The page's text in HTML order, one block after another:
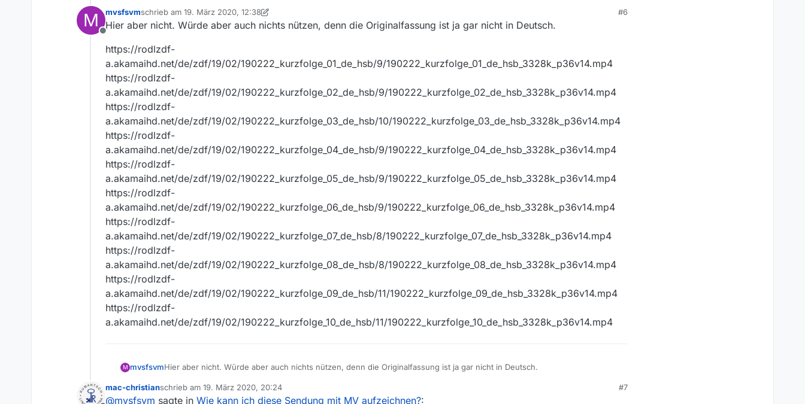
M
Offline
mvsfsvmschrieb am 19. März 2020, 12:38
zuletzt editiert von mvsfsvm
#6
Hier aber nicht. Würde aber auch nichts nützen, denn die Originalfassung ist ja gar nicht in Deutsch.
https://rodlzdf-
a.akamaihd.net/de/zdf/19/02/190222_kurzfolge_01_de_hsb/9/190222_kurzfolge_01_de_hsb_3328k_p36v14.mp4
https://rodlzdf-
a.akamaihd.net/de/zdf/19/02/190222_kurzfolge_02_de_hsb/9/190222_kurzfolge_02_de_hsb_3328k_p36v14.mp4
https://rodlzdf-
a.akamaihd.net/de/zdf/19/02/190222_kurzfolge_03_de_hsb/10/190222_kurzfolge_03_de_hsb_3328k_p36v14.mp4
https://rodlzdf-
a.akamaihd.net/de/zdf/19/02/190222_kurzfolge_04_de_hsb/9/190222_kurzfolge_04_de_hsb_3328k_p36v14.mp4
https://rodlzdf-
a.akamaihd.net/de/zdf/19/02/190222_kurzfolge_05_de_hsb/9/190222_kurzfolge_05_de_hsb_3328k_p36v14.mp4
https://rodlzdf-
a.akamaihd.net/de/zdf/19/02/190222_kurzfolge_06_de_hsb/9/190222_kurzfolge_06_de_hsb_3328k_p36v14.mp4
https://rodlzdf-
a.akamaihd.net/de/zdf/19/02/190222_kurzfolge_07_de_hsb/8/190222_kurzfolge_07_de_hsb_3328k_p36v14.mp4
https://rodlzdf-
a.akamaihd.net/de/zdf/19/02/190222_kurzfolge_08_de_hsb/8/190222_kurzfolge_08_de_hsb_3328k_p36v14.mp4
https://rodlzdf-
a.akamaihd.net/de/zdf/19/02/190222_kurzfolge_09_de_hsb/11/190222_kurzfolge_09_de_hsb_3328k_p36v14.mp4
https://rodlzdf-
a.akamaihd.net/de/zdf/19/02/190222_kurzfolge_10_de_hsb/11/190222_kurzfolge_10_de_hsb_3328k_p36v14.mp4
M mvsfsvmHier aber nicht. Würde aber auch nichts nützen, denn die Originalfassung ist ja gar nicht in Deutsch.
https://rodlzdf-
a.akamaihd.net/de/zdf/19/02/190222_kurzfolge_01_de_hsb/9/190222_kurzfolge_01_de_hsb_3328k_p36v14.mp4
mac-christianschrieb am 19. März 2020, 20:24
zuletzt editiert von
#7
@mvsfsvm sagte in Wie kann ich diese Sendung mit MV aufzeichnen?: